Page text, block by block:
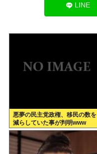
LINE
悪夢の民主党政権、移民の数を
減らしていた事が判明www